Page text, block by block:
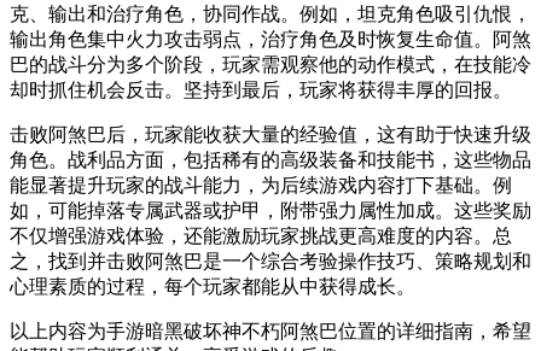
克、输出和治疗角色，协同作战。例如，坦克角色吸引仇恨，
输出角色集中火力攻击弱点，治疗角色及时恢复生命值。阿煞
巴的战斗分为多个阶段，玩家需观察他的动作模式，在技能冷
却时抓住机会反击。坚持到最后，玩家将获得丰厚的回报。
击败阿煞巴后，玩家能收获大量的经验值，这有助于快速升级
角色。战利品方面，包括稀有的高级装备和技能书，这些物品
能显著提升玩家的战斗能力，为后续游戏内容打下基础。例
如，可能掉落专属武器或护甲，附带强力属性加成。这些奖励
不仅增强游戏体验，还能激励玩家挑战更高难度的内容。总
之，找到并击败阿煞巴是一个综合考验操作技巧、策略规划和
心理素质的过程，每个玩家都能从中获得成长。
以上内容为手游暗黑破坏神不朽阿煞巴位置的详细指南，希望